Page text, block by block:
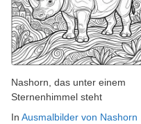
Nashorn, das unter einem
Sternenhimmel steht
In Ausmalbilder von Nashorn